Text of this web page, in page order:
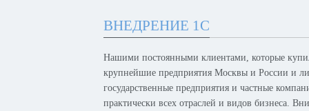
ВНЕДРЕНИЕ 1С
Нашими постоянными клиентами, которые
крупнейшие предприятия Москвы и России и
государственные предприятия и частные
практически всех отраслей и видов бизнеса.